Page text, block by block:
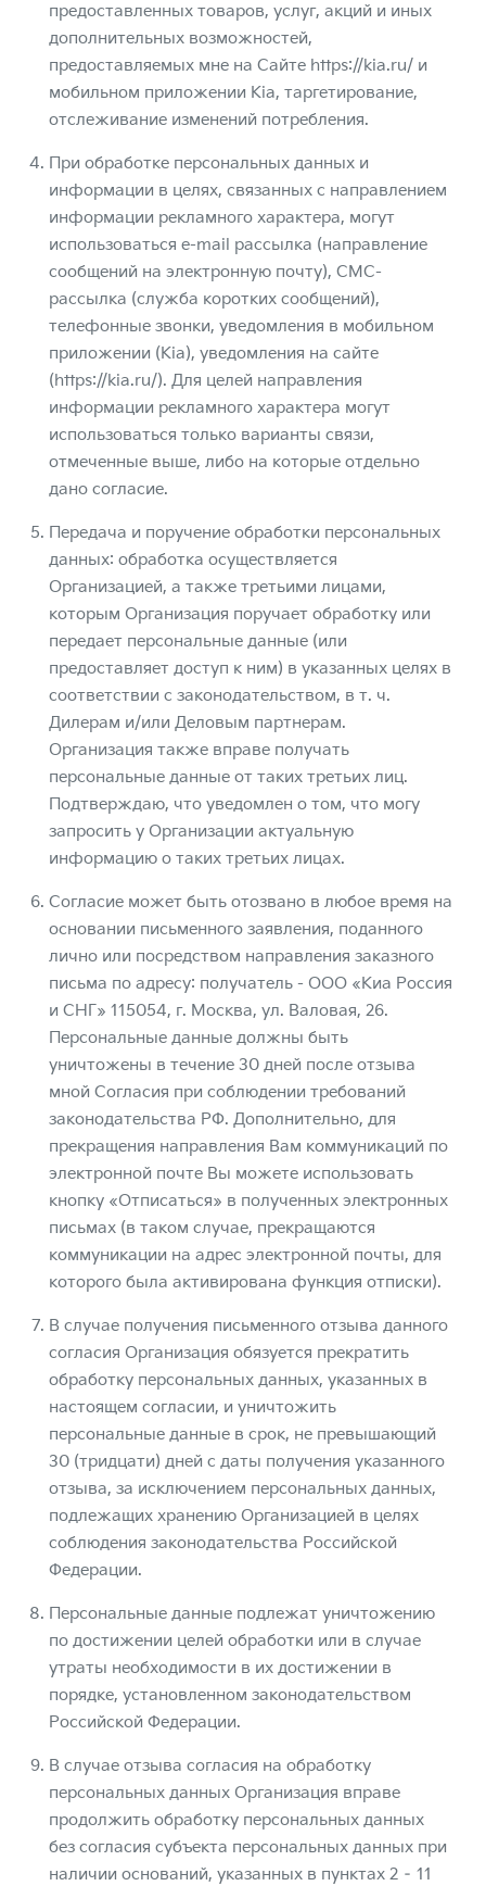
предоставленных товаров, услуг, акций и иных
дополнительных возможностей,
предоставляемых мне на Сайте https://kia.ru/ и
мобильном приложении Kia, таргетирование,
отслеживание изменений потребления.
При обработке персональных данных и
информации в целях, связанных с направлением
информации рекламного характера, могут
использоваться e-mail рассылка (направление
сообщений на электронную почту), СМС-
рассылка (служба коротких сообщений),
телефонные звонки, уведомления в мобильном
приложении (Kia), уведомления на сайте
(https://kia.ru/). Для целей направления
информации рекламного характера могут
использоваться только варианты связи,
отмеченные выше, либо на которые отдельно
дано согласие.
Передача и поручение обработки персональных
данных: обработка осуществляется
Организацией, а также третьими лицами,
которым Организация поручает обработку или
передает персональные данные (или
предоставляет доступ к ним) в указанных целях в
соответствии с законодательством, в т. ч.
Дилерам и/или Деловым партнерам.
Организация также вправе получать
персональные данные от таких третьих лиц.
Подтверждаю, что уведомлен о том, что могу
запросить у Организации актуальную
информацию о таких третьих лицах.
Согласие может быть отозвано в любое время на
основании письменного заявления, поданного
лично или посредством направления заказного
письма по адресу: получатель - ООО «Киа Россия
и СНГ» 115054, г. Москва, ул. Валовая, 26.
Персональные данные должны быть
уничтожены в течение 30 дней после отзыва
мной Согласия при соблюдении требований
законодательства РФ. Дополнительно, для
прекращения направления Вам коммуникаций по
электронной почте Вы можете использовать
кнопку «Отписаться» в полученных электронных
письмах (в таком случае, прекращаются
коммуникации на адрес электронной почты, для
которого была активирована функция отписки).
В случае получения письменного отзыва данного
согласия Организация обязуется прекратить
обработку персональных данных, указанных в
настоящем согласии, и уничтожить
персональные данные в срок, не превышающий
30 (тридцати) дней с даты получения указанного
отзыва, за исключением персональных данных,
подлежащих хранению Организацией в целях
соблюдения законодательства Российской
Федерации.
Персональные данные подлежат уничтожению
по достижении целей обработки или в случае
утраты необходимости в их достижении в
порядке, установленном законодательством
Российской Федерации.
В случае отзыва согласия на обработку
персональных данных Организация вправе
продолжить обработку персональных данных
без согласия субъекта персональных данных при
наличии оснований, указанных в пунктах 2 – 11